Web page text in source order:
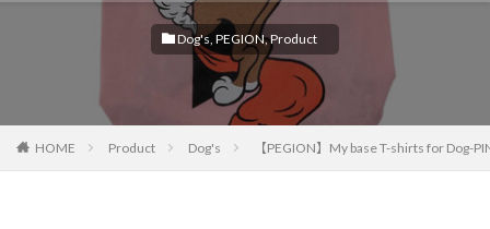
Dog's,PEGION,Product
HOME Product Dog's 【PEGION】My base T-shirts for Dog-